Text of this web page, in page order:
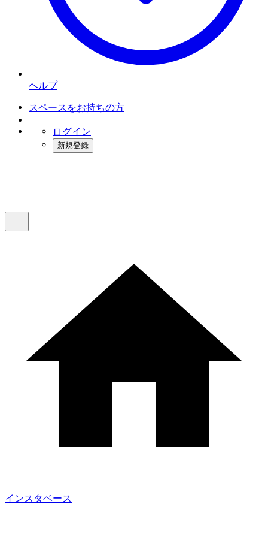
ヘルプ
スペースをお持ちの方
ログイン
新規登録
インスタベース